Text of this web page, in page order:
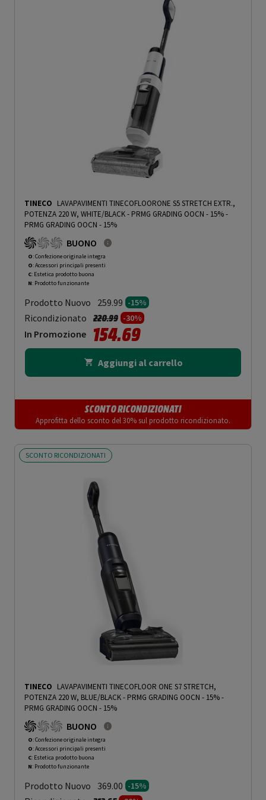
TINECO LAVAPAVIMENTI TINECOFLOORONE S5 STRETCH EXTR.,
POTENZA 220 W, WHITE/BLACK - PRMG GRADING OOCN - 15%-
PRMG GRADING OOCN - 15%
BUONO
O: Confezione originale integra
O: Accessori principali presenti
C: Estetica prodotto buona
N: Prodotto funzionante
Prodotto Nuovo 259.99 -15%
Ricondizionato Prezzo ridotto da
220.99a-30%
In Promozione 154.69
Aggiungi al carrello
SCONTO RICONDIZIONATI
Approfitta dello sconto del 30% sul prodotto ricondizionato.
SCONTO RICONDIZIONATI
TINECO LAVAPAVIMENTI TINECOFLOOR ONE S7 STRETCH,
POTENZA 220 W, BLUE/BLACK - PRMG GRADING OOCN - 15%-
PRMG GRADING OOCN - 15%
BUONO
O: Confezione originale integra
O: Accessori principali presenti
C: Estetica prodotto buona
N: Prodotto funzionante
Prodotto Nuovo 369.00 -15%